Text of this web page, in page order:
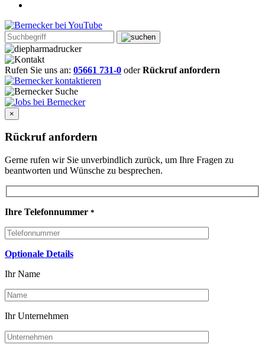
Rufen Sie uns an: 05661 731-0 oderRückruf anfordern
×
Rückruf anfordern
Gerne rufen wir Sie unverbindlich zurück, um Ihre Fragen zu
beantworten und Wünsche zu besprechen.
Ihre Telefonnummer *
Optionale Details
Ihr Name
Ihr Unternehmen